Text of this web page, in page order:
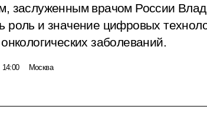
заслуженным врачом России
роль и значение цифровых
заболеваний.
14:00 Москва